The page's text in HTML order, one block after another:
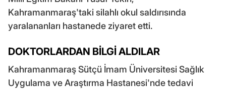
Kahramanmaraş'taki silahlı okul saldırısında
yaralananları hastanede ziyaret etti.
DOKTORLARDAN BİLGİ ALDILAR
Kahramanmaraş Sütçü İmam Üniversitesi Sağlık
Uygulama ve Araştırma Hastanesi'nde tedavi